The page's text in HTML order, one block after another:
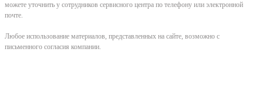
можете уточнить у сотрудников сервисного центра по телефону или электронной
почте.
Любое использование материалов, представленных на сайте, возможно с
письменного согласия компании.